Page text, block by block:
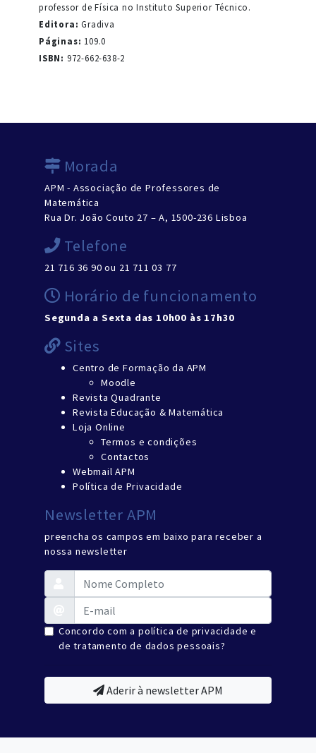
professor de Física no Instituto Superior Técnico.
Editora: Gradiva
Páginas: 109.0
ISBN: 972-662-638-2
Morada
APM - Associação de Professores de
Matemática
Rua Dr. João Couto 27 – A, 1500-236 Lisboa
Telefone
21 716 36 90 ou 21 711 03 77
Horário de funcionamento
Segunda a Sexta das 10h00 às 17h30
Sites
Centro de Formação da APM
Moodle
Revista Quadrante
Revista Educação & Matemática
Loja Online
Termos e condições
Contactos
Webmail APM
Política de Privacidade
Newsletter APM
preencha os campos em baixo para receber a
nossa newsletter
Concordo com a política de privacidade e
de tratamento de dados pessoais?
Aderir à newsletter APM